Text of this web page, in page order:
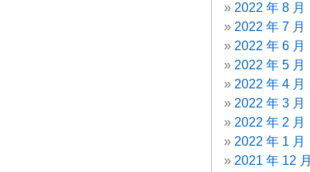
2022 年 8 月
2022 年 7 月
2022 年 6 月
2022 年 5 月
2022 年 4 月
2022 年 3 月
2022 年 2 月
2022 年 1 月
2021 年 12 月